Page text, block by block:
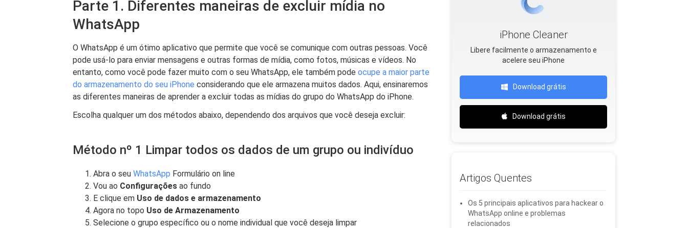
Parte 1. Diferentes maneiras de excluir mídia no
WhatsApp
O WhatsApp é um ótimo aplicativo que permite que você se comunique com outras pessoas. Você
pode usá-lo para enviar mensagens e outras formas de mídia, como fotos, músicas e vídeos. No
entanto, como você pode fazer muito com o seu WhatsApp, ele também pode ocupe a maior parte
do armazenamento do seu iPhone considerando que ele armazena muitos dados. Aqui, ensinaremos
as diferentes maneiras de aprender a excluir todas as mídias do grupo do WhatsApp do iPhone.
Escolha qualquer um dos métodos abaixo, dependendo dos arquivos que você deseja excluir:
Método nº 1 Limpar todos os dados de um grupo ou indivíduo
Abra o seu WhatsApp Formulário on line
Vou ao Configurações ao fundo
E clique em Uso de dados e armazenamento
Agora no topo Uso de Armazenamento
Selecione o grupo específico ou o nome individual que você deseja limpar
iPhone Cleaner
Libere facilmente o armazenamento e
acelere seu iPhone
Download grátis
Download grátis
Artigos Quentes
Os 5 principais aplicativos para hackear o
WhatsApp online e problemas
relacionados